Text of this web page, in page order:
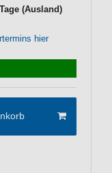
(Ausland)
hier